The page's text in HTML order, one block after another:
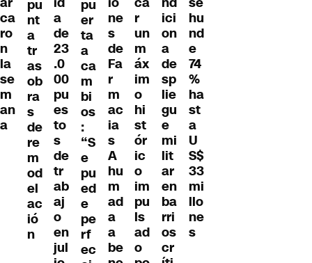
ca
ro
n
la
se
m
an
a
pu
nt
a
tr
as
ob
ra
s
de
re
m
od
el
ac
ió
n
a
de
23
.0
00
pu
es
to
s
de
tr
ab
aj
o
en
jul
pu
er
ta
a
ca
m
bi
os
:
“S
e
pu
ed
e
pe
rf
ec
ne
s
de
Fa
r
m
ac
ia
s
A
hu
m
ad
a
a
be
r
un
m
áx
im
o
hi
st
ór
ic
o
im
pu
ls
ad
o
ici
on
a
de
sp
lie
gu
e
mi
lit
ar
en
ba
rri
os
cr
hu
nd
e
74
%
ha
st
a
U
S$
33
mi
llo
ne
s